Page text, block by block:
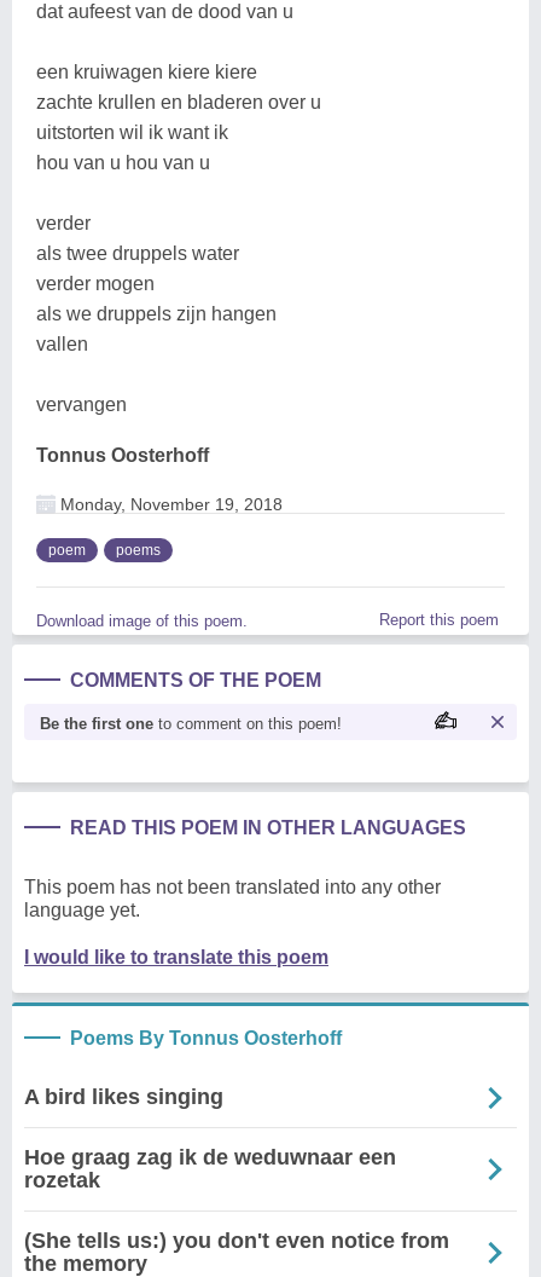
dat aufeest van de dood van u
een kruiwagen kiere kiere
zachte krullen en bladeren over u
uitstorten wil ik want ik
hou van u hou van u
verder
als twee druppels water
verder mogen
als we druppels zijn hangen
vallen
vervangen
Tonnus Oosterhoff
Monday, November 19, 2018
poem poems
Download image of this poem. Report this poem
COMMENTS OF THE POEM
Be the first one to comment on this poem!
READ THIS POEM IN OTHER LANGUAGES
This poem has not been translated into any other
language yet.
I would like to translate this poem
Poems By Tonnus Oosterhoff
A bird likes singing
Hoe graag zag ik de weduwnaar een
rozetak
(She tells us:) you don't even notice from
the memory